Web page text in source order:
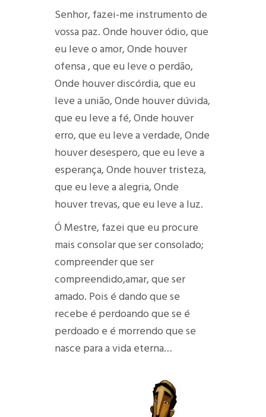
Senhor, fazei-me instrumento de
vossa paz.Onde houver ódio, que
eu leve o amor, Onde houver
ofensa , que eu leve o perdão,
Onde houver discórdia, que eu
leve a união,Onde houver dúvida,
que eu leve a fé,Onde houver
erro, que eu leve a verdade,Onde
houver desespero, que eu leve a
esperança,Onde houver tristeza,
que eu leve a alegria,Onde
houver trevas, que eu leve a luz.
Ó Mestre, fazei que eu procure
maisconsolar que ser consolado;
compreender que ser
compreendido,amar, que ser
amado. Pois é dando que se
recebe é perdoando que se é
perdoado e é morrendo que se
nasce para a vida eterna…